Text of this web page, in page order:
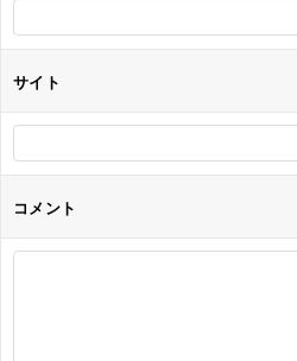
サイト
コメント